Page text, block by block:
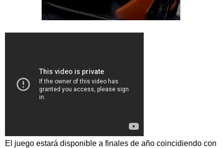
El juego estará disponible a finales de año coincidiendo con